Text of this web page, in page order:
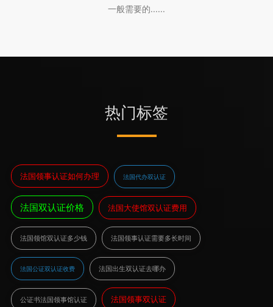
一般需要的......
热门标签
法国领事认证如何办理 法国代办双认证
法国双认证价格 法国大使馆双认证费用
法国领馆双认证多少钱 法国领事认证需要多长时间
法国公证双认证收费 法国出生双认证去哪办
公证书法国领事馆认证 法国领事双认证